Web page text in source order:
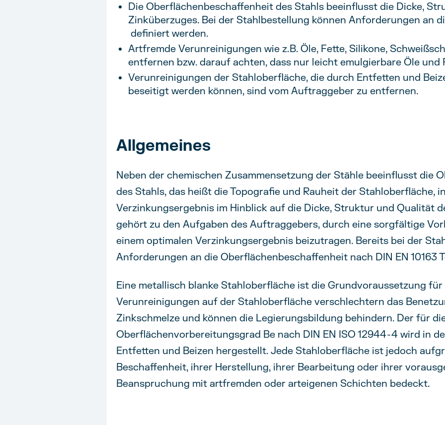
Die Oberflächenbeschaffenheit des Stahls beeinflusst die Dicke,
Zinküberzuges. Bei der Stahlbestellung können Anforderungen an
definiert werden.
Artfremde Verunreinigungen wie z.B. Öle, Fette, Silikone,
entfernen bzw. darauf achten, dass nur leicht emulgierbare Öle und
Verunreinigungen der Stahloberfläche, die durch Entfetten und
beseitigt werden können, sind vom Auftraggeber zu entfernen.
Allgemeines
Neben der chemischen Zusammensetzung der Stähle beeinflusst die
des Stahls, das heißt die Topografie und Rauheit der Stahloberfläche,
Verzinkungsergebnis im Hinblick auf die Dicke, Struktur und Qualität
gehört zu den Aufgaben des Auftraggebers, durch eine sorgfältige
einem optimalen Verzinkungsergebnis beizutragen. Bereits bei der
Anforderungen an die Oberflächenbeschaffenheit nach DIN EN 10163
Eine metallisch blanke Stahloberfläche ist die Grundvoraussetzung für
Verunreinigungen auf der Stahloberfläche verschlechtern das
Zinkschmelze und können die Legierungsbildung behindern. Der für
Oberflächenvorbereitungsgrad Be nach DIN EN ISO 12944-4 wird in
Entfetten und Beizen hergestellt. Jede Stahloberfläche ist jedoch
Beschaffenheit, ihrer Herstellung, ihrer Bearbeitung oder ihrer
Beanspruchung mit artfremden oder arteigenen Schichten bedeckt.